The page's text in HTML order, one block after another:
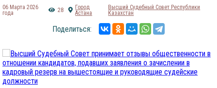
06 Марта 2026
года
28
Город
Астана
Высший Судебный Совет Республики
Казахстан
Поделиться: